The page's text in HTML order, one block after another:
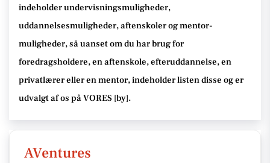
indeholder undervisningsmuligheder,
uddannelsesmuligheder, aftenskoler og mentor-
muligheder, så uanset om du har brug for
foredragsholdere, en aftenskole, efteruddannelse, en
privatlærer eller en mentor, indeholder listen disse og er
udvalgt af os på VORES [by].
AVentures